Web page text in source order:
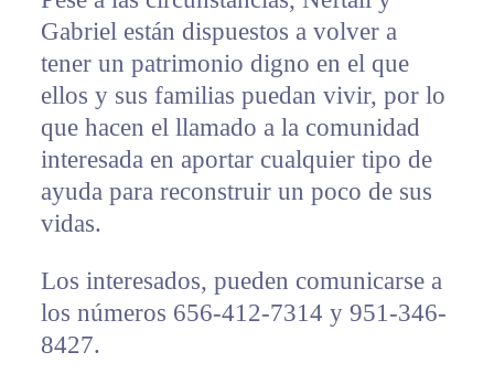
Gabriel están dispuestos a volver a
tener un patrimonio digno en el que
ellos y sus familias puedan vivir, por lo
que hacen el llamado a la comunidad
interesada en aportar cualquier tipo de
ayuda para reconstruir un poco de sus
vidas.
Los interesados, pueden comunicarse a
los números 656-412-7314 y 951-346-
8427.